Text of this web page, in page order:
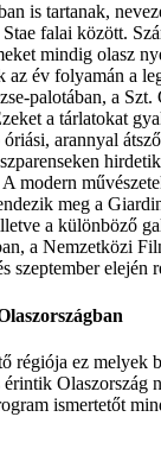
is tartanak,
Stae falai között.
mindig olasz
az év folyamán a
palotában, a Szt.
a tárlatokat
arannyal
modern
meg a
a különböző
a Nemzetközi
szeptember elején
régiója ez melyek
érintik Olaszország
ismertetőt